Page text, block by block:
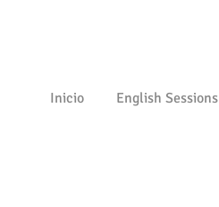
Inicio English Sessions